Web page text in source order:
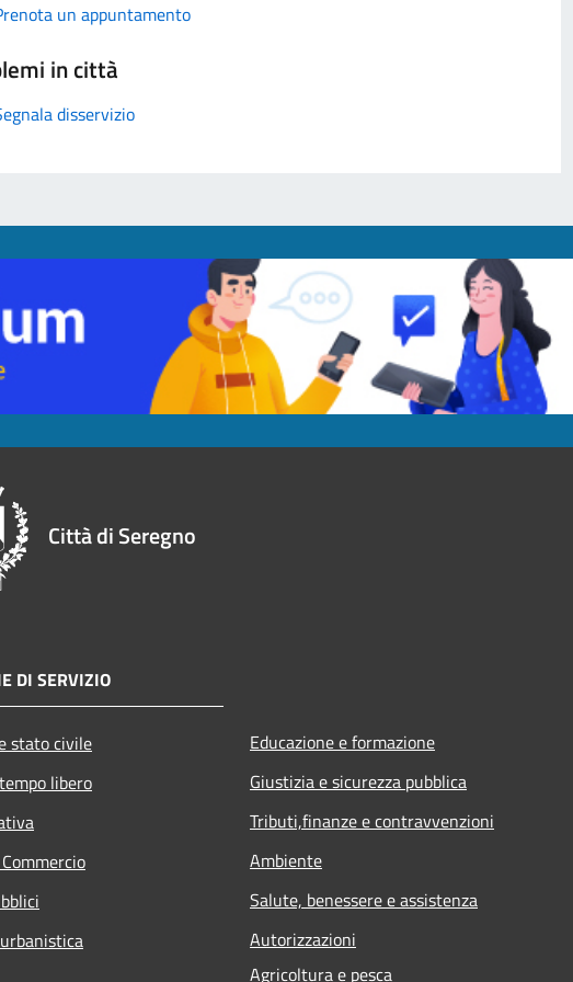
un appuntamento
in città
disservizio
Città di Seregno
DI SERVIZIO
stato civile
libero
Educazione e formazione
Giustizia e sicurezza pubblica
Tributi,finanze e contravvenzioni
Ambiente
Salute, benessere e assistenza
Autorizzazioni
Agricoltura e pesca